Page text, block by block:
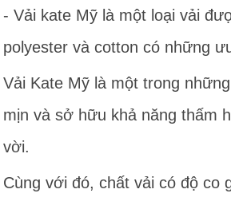
- Vải kate Mỹ là một loại vải
polyester và cotton có những
Vải Kate Mỹ là một trong
mịn và sở hữu khả năng thấm
vời.
Cùng với đó, chất vải có độ co